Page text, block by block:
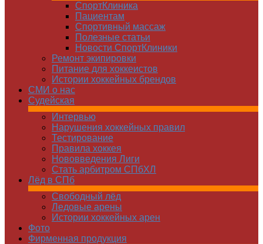
СпортКлиника
Пациентам
Спортивный массаж
Полезные статьи
Новости СпортКлиники
Ремонт экипировки
Питание для хоккеистов
Истории хоккейных брендов
СМИ о нас
Судейская
Интервью
Нарушения хоккейных правил
Тестирование
Правила хоккея
Нововведения Лиги
Стать арбитром СПбХЛ
Лёд в СПб
Свободный лёд
Ледовые арены
Истории хоккейных арен
Фото
Фирменная продукция